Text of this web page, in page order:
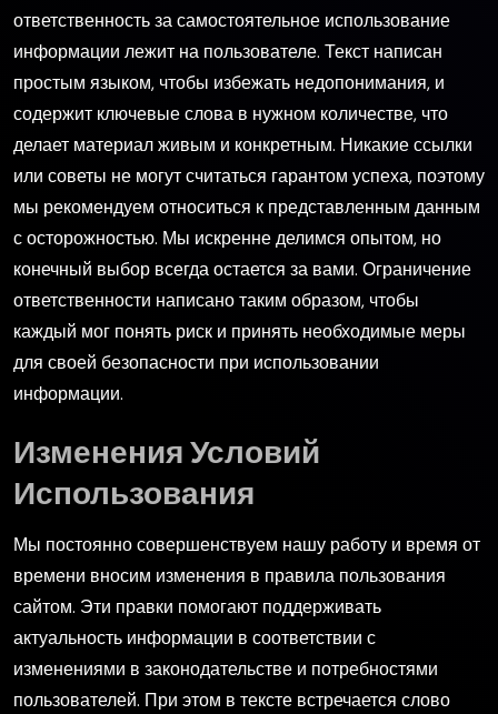
ответственность за самостоятельное использование
информации лежит на пользователе. Текст написан
простым языком, чтобы избежать недопонимания, и
содержит ключевые слова в нужном количестве, что
делает материал живым и конкретным. Никакие ссылки
или советы не могут считаться гарантом успеха, поэтому
мы рекомендуем относиться к представленным данным
с осторожностью. Мы искренне делимся опытом, но
конечный выбор всегда остается за вами. Ограничение
ответственности написано таким образом, чтобы
каждый мог понять риск и принять необходимые меры
для своей безопасности при использовании
информации.
Изменения Условий
Использования
Мы постоянно совершенствуем нашу работу и время от
времени вносим изменения в правила пользования
сайтом. Эти правки помогают поддерживать
актуальность информации в соответствии с
изменениями в законодательстве и потребностями
пользователей. При этом в тексте встречается слово